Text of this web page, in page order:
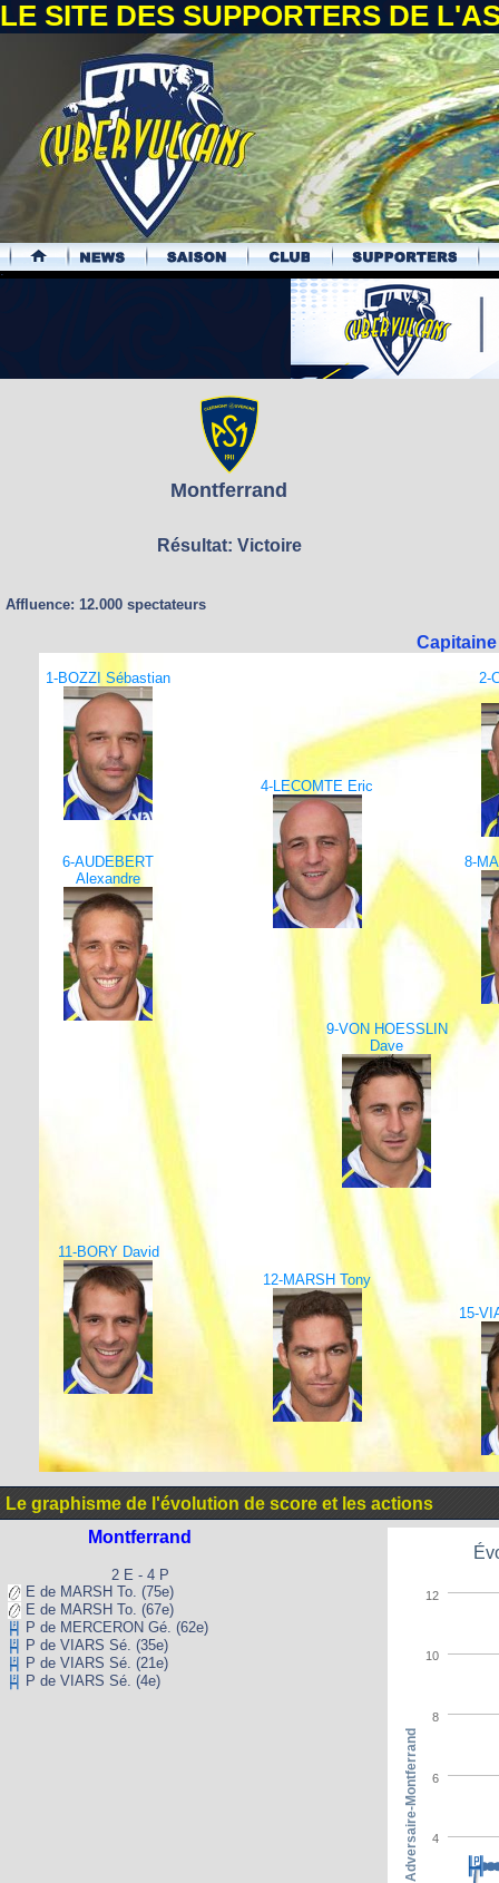
LE SITE DES SUPPORTERS DE
.
Montferrand
Résultat: Victoire
Affluence: 12.000 spectateurs
1-BOZZI Sébastian 2-
4-LECOMTE Eric
6-AUDEBERT
Alexandre
8-
9-VON HOESSLIN
Dave
11-BORY David
12-MARSH Tony
15-
Le graphisme de l'évolution de score et les actions
Montferrand
2 E - 4 P
E de MARSH To. (75e)
E de MARSH To. (67e)
P de MERCERON Gé. (62e)
P de VIARS Sé. (35e)
P de VIARS Sé. (21e)
P de VIARS Sé. (4e)
4
6
8
10
12
Adversaire-Montferrand